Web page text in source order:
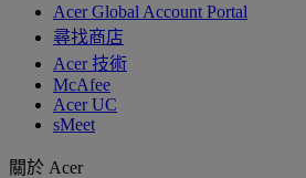
Acer Global Account Portal
尋找商店
Acer 技術
McAfee
Acer UC
sMeet
關於 Acer